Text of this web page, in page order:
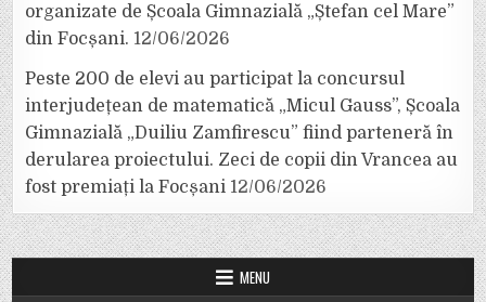
organizate de Școala Gimnazială „Ștefan cel Mare”
din Focșani. 12/06/2026
Peste 200 de elevi au participat la concursul
interjudețean de matematică „Micul Gauss”, Școala
Gimnazială „Duiliu Zamfirescu” fiind parteneră în
derularea proiectului. Zeci de copii din Vrancea au
fost premiați la Focșani 12/06/2026
MENU